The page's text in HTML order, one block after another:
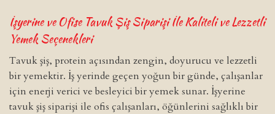
İşyerine ve Ofise Tavuk Şiş Siparişi İle Kaliteli ve Lezzetli
Yemek Seçenekleri
Tavuk şiş, protein açısından zengin, doyurucu ve lezzetli
bir yemektir. İş yerinde geçen yoğun bir günde, çalışanlar
için enerji verici ve besleyici bir yemek sunar. İşyerine
tavuk şiş siparişi ile ofis çalışanları, öğünlerini sağlıklı bir